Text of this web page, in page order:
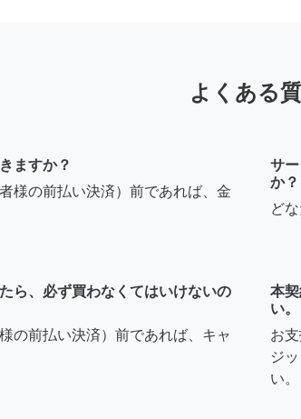
よくある
ますか？
様の前払い決済）前であれば、金
サ
か？
ど
ら、必ず買わなくてはいけないの
の前払い決済）前であれば、キャ
本
い。
お
ジ
い。